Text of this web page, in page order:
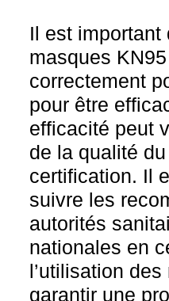
Il est important
masques
correctement
pour être
efficacité peut
de la qualité
certification. Il
suivre les
autorités
nationales en
l’utilisation
garantir une